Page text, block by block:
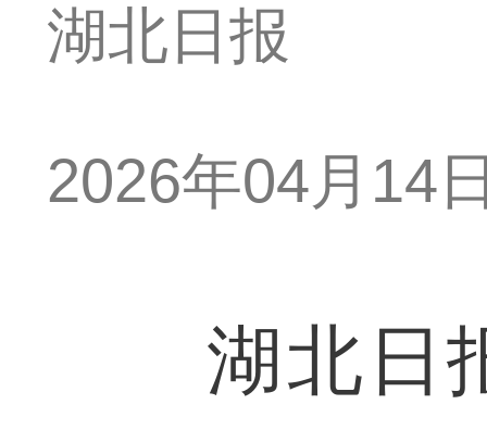
湖北日报
2026年04月14
湖北日报